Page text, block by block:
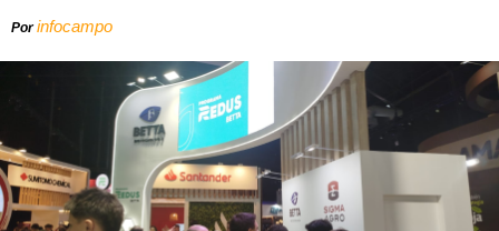
Porinfocampo